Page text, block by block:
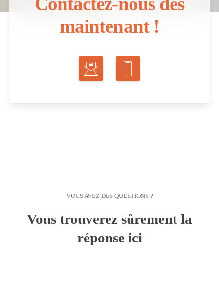
maintenant !
VOUS AVEZ DES QUESTIONS ?
Vous trouverez sûrement la
réponse ici